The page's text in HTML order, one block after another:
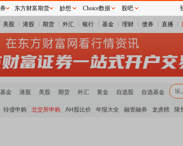
美股 港股 期货 外汇 银行 基金 理财 债券 直播
基金 港股 美股 期货 外汇 黄金 自选股 自选基金
转债申购 北交所申购 AH股比价 年报大全 融资融券 龙虎榜 限
东方财富期货 妙想 Choice数据 股吧